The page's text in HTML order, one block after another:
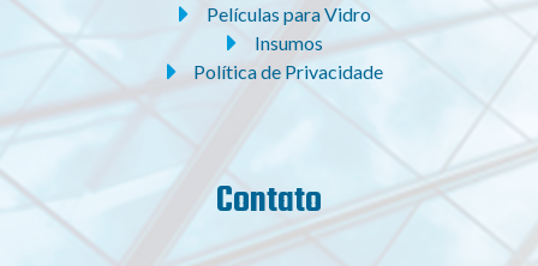
Películas para Vidro
Insumos
Política de Privacidade
Contato